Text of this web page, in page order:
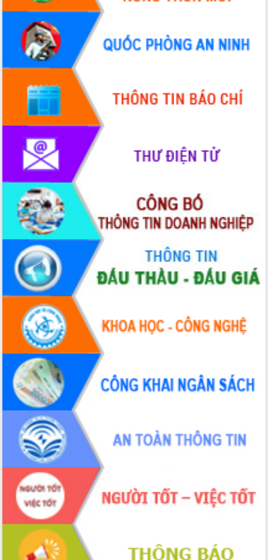
Hội thảo góp ý hồ sơ điều chỉnh quy
hoạch tỉnh Đắk Lắk thời kỳ 2021-2030,
tầm nhìn đến năm 2050
Nâng cao hiệu quả hoạt động của các
doanh nghiệp nhà nước
Hội nghị triển khai kết nối mạng
truyền số liệu chuyên dùng phục vụ cơ
quan Đảng, Nhà nước
Lễ phát động chuỗi hoạt động chung
Xã Ea Kar bước chuyển mình trong
công tác cải cách hành chính mô hình
UBND tỉnh họp báo định kỳ tháng 4
năm 2026
Hội thảo khoa học “Giải pháp thúc đẩy
phát triển nền kinh tế xanh tại tỉnh
Đắk Lắk”
Tăng cường giám sát, đôn đốc thực
hiện nhiệm vụ quản lý tài sản công
hàng tuần
Tháo gỡ những vướng mắc, đẩy mạnh
công tác cải cách thủ tục hành chính
tại Trung tâm Phục vụ hành chính
công tỉnh
Đắk Lắk: Tôn vinh 46 giải pháp tại Hội
thi Sáng tạo Kỹ thuật 2024 - 2025
Đắk Lắk rà soát, điều chỉnh Đề án 190
về phát triển nuôi trồng thủy sản
Phó Chủ tịch UBND tỉnh Đắk Lắk
Trương Công Thái kiểm tra thực địa
Dự án cao tốc Khánh Hòa - Buôn Ma
Thuột
Định vị cà phê Việt Nam như một “di
sản sống” trong dòng chảy toàn cầu
Xây dựng nông thôn mới: Nâng cao đời
sống người dân từ những mô hình thiết
thực
Quyết liệt tháo gỡ vướng mắc, đẩy
nhanh tiến độ các dự án trọng điểm
trong Khu kinh tế Nam Phú Yên
Hòn Yến phát triển du lịch gắn với bảo
tồn biển